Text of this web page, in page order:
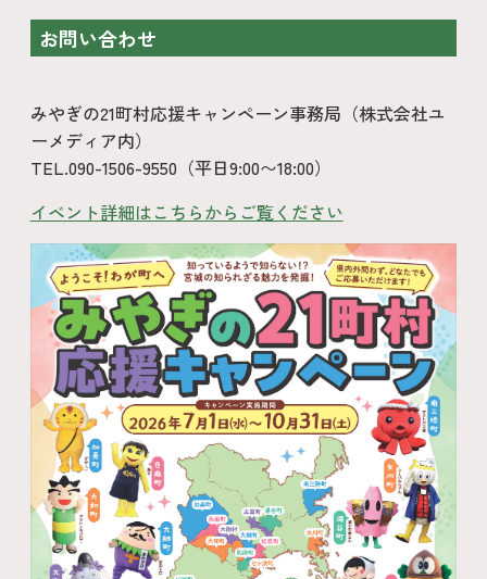
お問い合わせ
みやぎの21町村応援キャンペーン事務局（株式会社ユ
ーメディア内）
TEL.090-1506-9550（平日9:00〜18:00）
イベント詳細はこちらからご覧ください